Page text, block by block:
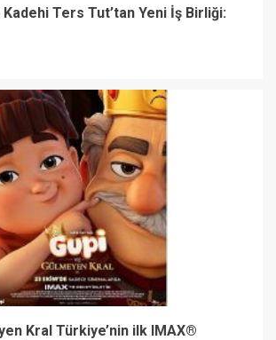
Ters Tut’tan Yeni İş Birliği:
Kral Türkiye’nin ilk IMAX®